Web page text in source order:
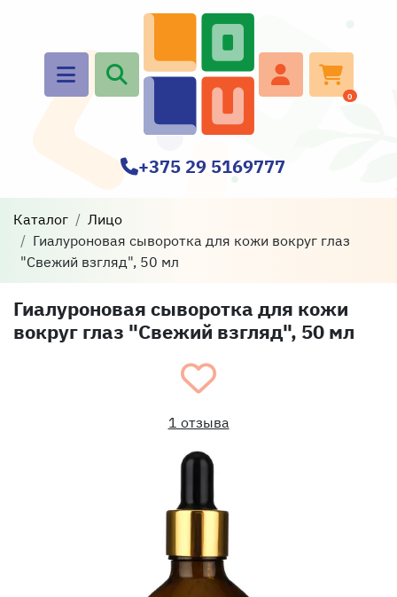
0
+375 29 5169777
Каталог
Лицо
Гиалуроновая сыворотка для кожи вокруг глаз
"Свежий взгляд", 50 мл
Гиалуроновая сыворотка для кожи
вокруг глаз "Свежий взгляд", 50 мл
1 отзыва